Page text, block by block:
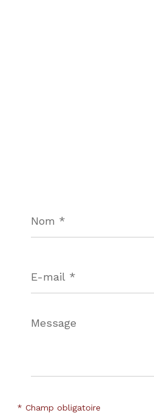
*
mail
*
Message
*
* Champ obligatoire